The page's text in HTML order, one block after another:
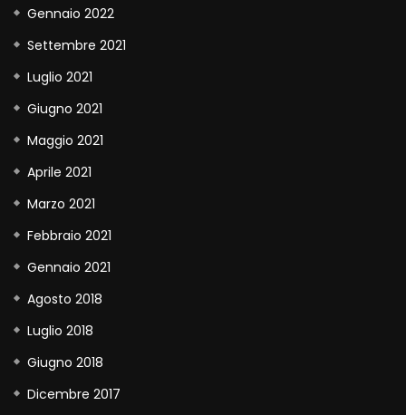
Gennaio 2022
Settembre 2021
Luglio 2021
Giugno 2021
Maggio 2021
Aprile 2021
Marzo 2021
Febbraio 2021
Gennaio 2021
Agosto 2018
Luglio 2018
Giugno 2018
Dicembre 2017